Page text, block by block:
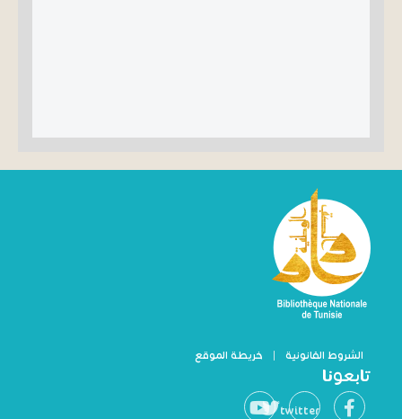
الشروط القانونية | خريطة الموقع
تابعونا
twitter